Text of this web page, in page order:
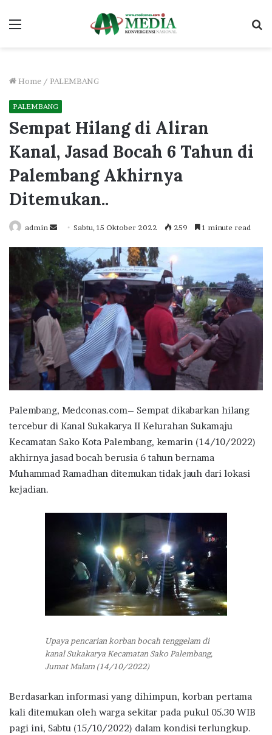
Menu
Home / PALEMBANG
PALEMBANG
Sempat Hilang di Aliran
Kanal, Jasad Bocah 6 Tahun di
Palembang Akhirnya
Ditemukan..
admin
Send
email
Sabtu, 15 Oktober 2022 259 1 minute read
Palembang, Medconas.com– Sempat dikabarkan hilang
tercebur di Kanal Sukakarya II Kelurahan Sukamaju
Kecamatan Sako Kota Palembang, kemarin (14/10/2022)
akhirnya jasad bocah berusia 6 tahun bernama
Muhammad Ramadhan ditemukan tidak jauh dari lokasi
kejadian.
Upaya pencarian korban bocah tenggelam di
kanal Sukakarya Kecamatan Sako Palembang,
Jumat Malam (14/10/2022)
Berdasarkan informasi yang dihimpun, korban pertama
kali ditemukan oleh warga sekitar pada pukul 05.30 WIB
pagi ini, Sabtu (15/10/2022) dalam kondisi terlungkup.